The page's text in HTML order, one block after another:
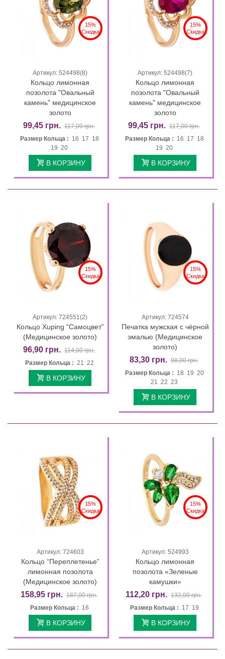
15%
Скидка
Артикул: 524498(8)
Кольцо лимонная
позолота "Овальный
камень" медицинское
золото
99,45 грн. 117,00 грн.
Размер Кольца : 16 17 18
19 20
В КОРЗИНУ
15%
Скидка
Артикул: 524498(7)
Кольцо лимонная
позолота "Овальный
камень" медицинское
золото
99,45 грн. 117,00 грн.
Размер Кольца : 16 17 18
19 20
В КОРЗИНУ
15%
Скидка
Артикул: 724551(2)
Кольцо Xuping “Самоцвет”
(Медицинское золото)
96,90 грн. 114,00 грн.
Размер Кольца : 21 22
В КОРЗИНУ
15%
Скидка
Артикул: 724574
Печатка мужская с чёрной
эмалью (Медицинское
золото)
83,30 грн. 98,00 грн.
Размер Кольца : 18 19 20
21 22 23
В КОРЗИНУ
15%
Скидка
Артикул: 724603
Кольцо “Переплетенье”
лимонная позолота
(Медицинское золото)
158,95 грн. 187,00 грн.
Размер Кольца : 16
В КОРЗИНУ
15%
Скидка
Артикул: 524993
Кольцо лимонная
позолота «Зеленые
камушки»
112,20 грн. 132,00 грн.
Размер Кольца : 17 19
В КОРЗИНУ